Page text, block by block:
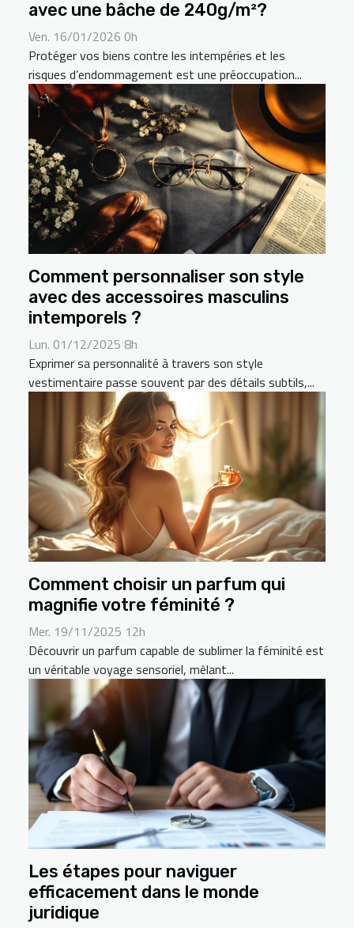
avec une bâche de 240g/m²?
Ven. 16/01/2026 0h
Protéger vos biens contre les intempéries et les
risques d’endommagement est une préoccupation...
Comment personnaliser son style
avec des accessoires masculins
intemporels ?
Lun. 01/12/2025 8h
Exprimer sa personnalité à travers son style
vestimentaire passe souvent par des détails subtils,...
Comment choisir un parfum qui
magnifie votre féminité ?
Mer. 19/11/2025 12h
Découvrir un parfum capable de sublimer la féminité est
un véritable voyage sensoriel, mêlant...
Les étapes pour naviguer
efficacement dans le monde
juridique